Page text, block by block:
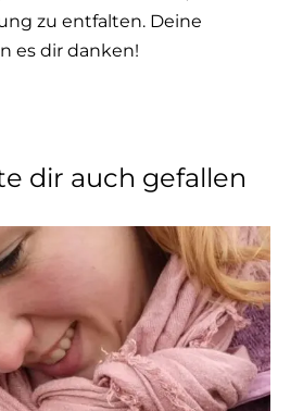
zu entfalten. Deine
es dir danken!
dir auch gefallen